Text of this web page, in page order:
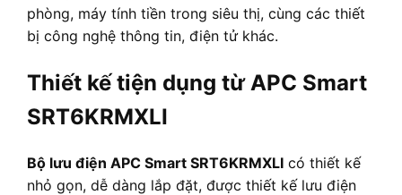
phòng, máy tính tiền trong siêu thị, cùng các thiết
bị công nghệ thông tin, điện tử khác.
Thiết kế tiện dụng từ APC Smart
SRT6KRMXLI
Bộ lưu điện APC Smart SRT6KRMXLI có thiết kế
nhỏ gọn, dễ dàng lắp đặt, được thiết kế lưu điện